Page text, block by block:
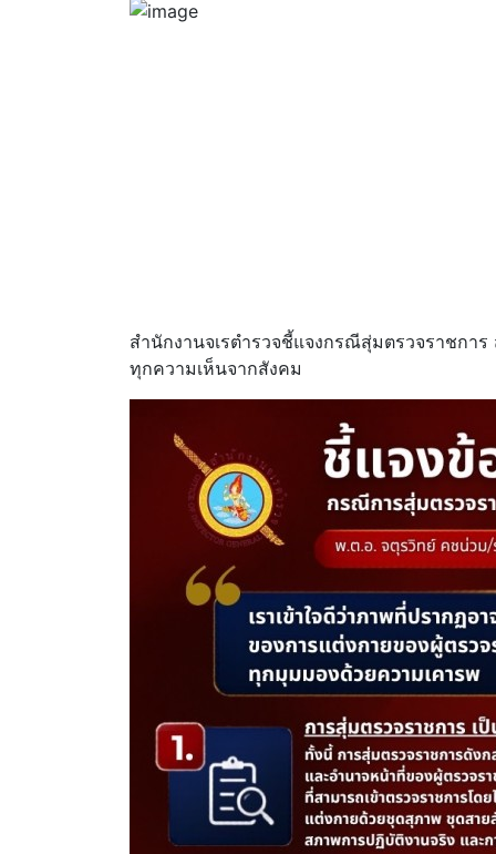
สำนักงานจเรตำรวจชี้แจงกรณีสุ่มตรวจราชกา
ทุกความเห็นจากสังคม